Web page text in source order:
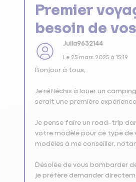
Premier
besoin de
Julia9632144
Le 25 mars 2025à 15:19
Bonjour à tous,
Je réfléchis à louer un
serait une première
Je pense faire un road-trip
votre modèle pour ce type de
modèles à me conseiller,
Désolée de vous bombarder
je préfère demander